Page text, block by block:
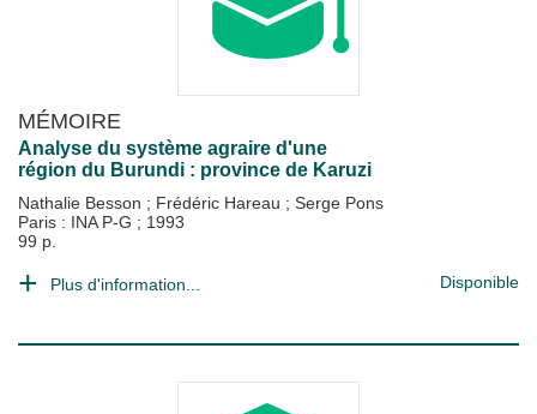
MÉMOIRE
Analyse du système agraire d'une
région du Burundi : province de Karuzi
Nathalie Besson ; Frédéric Hareau ; Serge Pons
Paris : INA P-G ; 1993
99 p.
Plus d'information... Disponible